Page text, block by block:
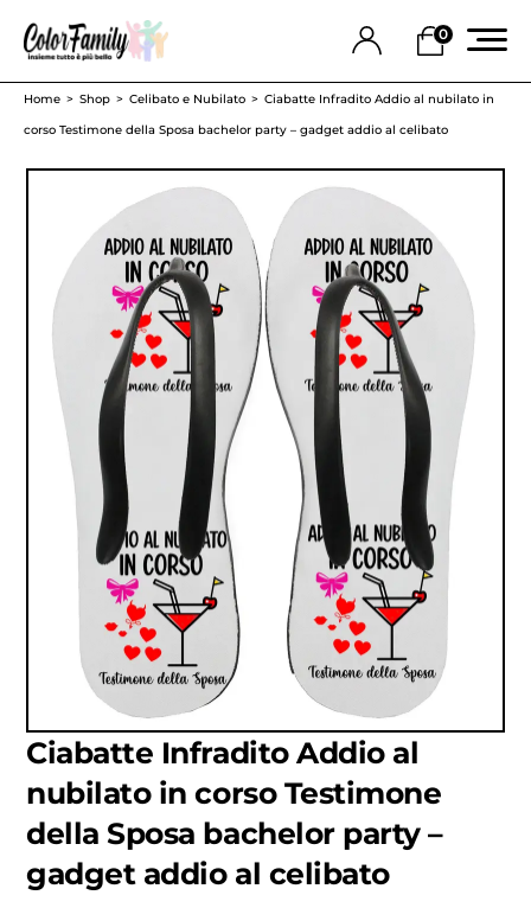
0
Home Shop Celibato e Nubilato
Ciabatte Infradito Addio al nubilato in
corso Testimone della Sposa bachelor party – gadget addio al celibato
Ciabatte Infradito Addio al
nubilato in corso Testimone
della Sposa bachelor party –
gadget addio al celibato